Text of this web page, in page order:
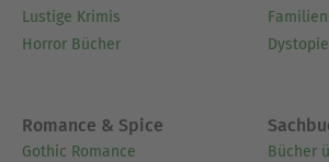
Lustige Krimis
Horror Bücher
Romance & Spice
Gothic Romance
Bücher